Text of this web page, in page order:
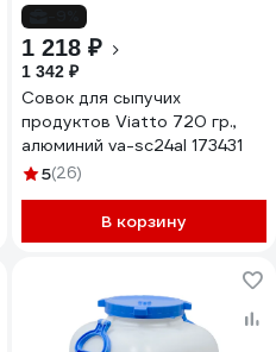
1 218 ₽
1 342 ₽
Совок для сыпучих
продуктов Viatto 720 гр.,
алюминий va-sc24al 173431
5(26)
В корзину